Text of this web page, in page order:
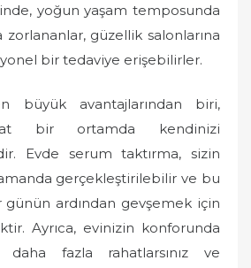
yoğun yaşam temposunda
güzellik salonlarına
bir tedaviye erişebilirler.
büyük avantajlarından biri,
bir ortamda kendinizi
Evde serum taktırma, sizin
gerçekleştirilebilir ve bu
ardından gevşemek için
Ayrıca, evinizin konforunda
fazla rahatlarsınız ve